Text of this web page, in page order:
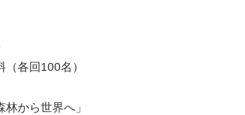
各回100名）
林から世界へ」